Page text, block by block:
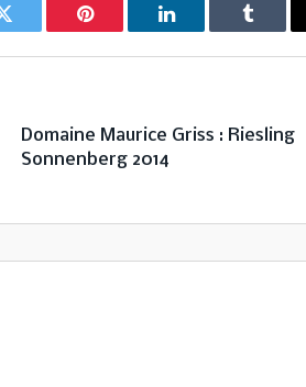
Twitter Pinterest LinkedIn Tumblr
Domaine Maurice Griss : Riesling
Sonnenberg 2014